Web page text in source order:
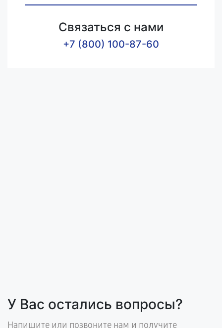
Связаться с нами
+7 (800) 100-87-60
У Вас остались вопросы?
Напишите или позвоните нам и получите